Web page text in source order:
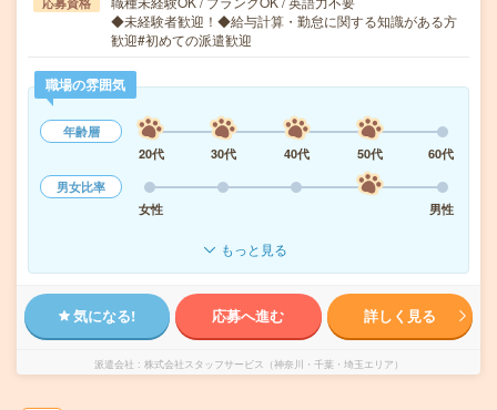
◆未経験者歓迎！◆給与計算・勤怠に関する知識がある方
歓迎#初めての派遣歓迎
職場の雰囲気
年齢層
20代
30代 40代 50代
60代
男女比率
女性
男性
もっと見る
気になる! 応募へ進む 詳しく見る
派遣会社 株式会社スタッフサービス（神奈川・千葉・埼玉エリア）